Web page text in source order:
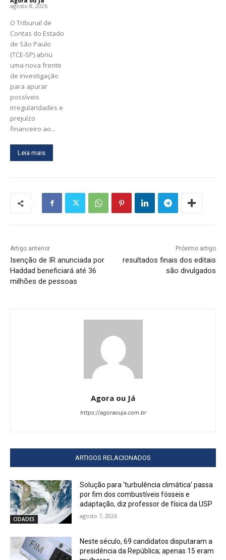
agosto 8, 2026
O Tribunal de
Contas do Estado
de São Paulo
(TCE-SP) abriu
uma nova frente
de investigação
para apurar
possíveis
irregularidades e
prejuízo
financeiro ao...
Leia mais
Artigo anterior
Isenção de IR anunciada por
Haddad beneficiará até 36
milhões de pessoas
Próximo artigo
resultados finais dos editais
são divulgados
Agora ou Já
https://agoraouja.com.br
ARTIGOS RELACIONADOS
CIDADES
Solução para ‘turbulência climática’ passa
por fim dos combustíveis fósseis e
adaptação, diz professor de física da USP
agosto 7, 2026
Neste século, 69 candidatos disputaram a
presidência da República; apenas 15 eram